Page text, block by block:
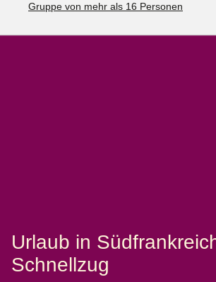
Gruppe von mehr als 16 Personen
Urlaub in
Schnellzug